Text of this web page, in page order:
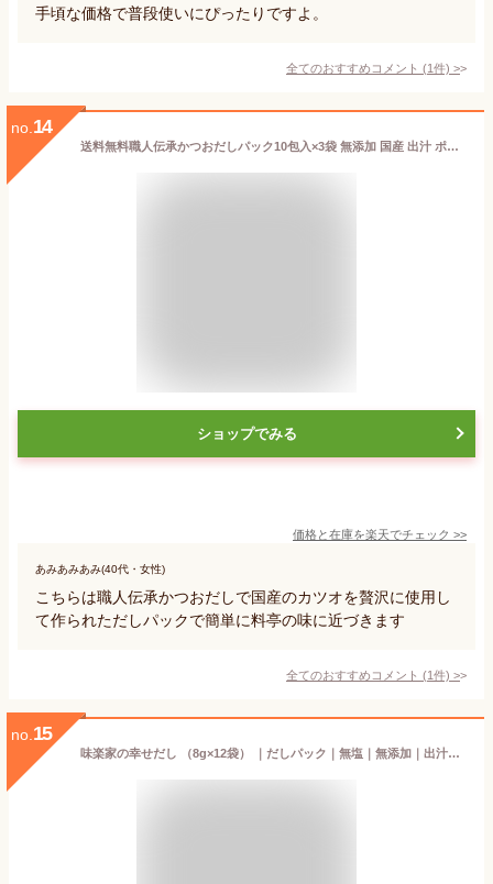
手頃な価格で普段使いにぴったりですよ。
全てのおすすめコメント (1件) >
no. 14
送料無料職人伝承かつおだしパック10包入×3袋 無添加 国産 出汁 ポイント消化
ショップでみる
価格と在庫を楽天でチェック >>
あみあみあみ(40代・女性)
こちらは職人伝承かつおだしで国産のカツオを贅沢に使用し
て作られただしパックで簡単に料亭の味に近づきます
全てのおすすめコメント (1件) >
no. 15
味楽家の幸せだし （8g×12袋） ｜だしパック｜無塩｜無添加｜出汁パック｜粉末｜粉末調味料｜うま味調味料｜幸せのだし こんぶ かつお節 焼きあご いわし ほたて貝柱 しいたけ あさり｜直送 ｜メール便